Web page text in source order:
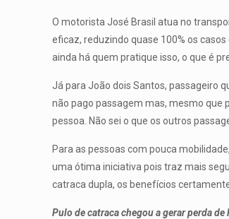
O motorista José Brasil atua no
eficaz, reduzindo quase 100% os
ainda há quem pratique isso, o que é
Já para João dois Santos, passageiro
não pago passagem mas, mesmo que
pessoa. Não sei o que os outros
Para as pessoas com pouca
uma ótima iniciativa pois traz mais
catraca dupla, os benefícios
Pulo de catraca chegou a gerar perda de